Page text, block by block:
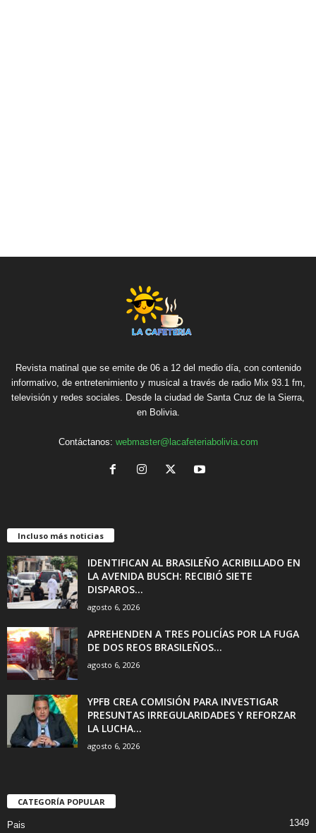
Revista matinal que se emite de 06 a 12 del medio día, con contenido
informativo, de entretenimiento y musical a través de radio Mix 93.1 fm,
televisión y redes sociales. Desde la ciudad de Santa Cruz de la Sierra,
en Bolivia.
Contáctanos: webmaster@lacafeteriabolivia.com
Incluso más noticias
IDENTIFICAN AL BRASILEÑO ACRIBILLADO EN
LA AVENIDA BUSCH: RECIBIÓ SIETE
DISPAROS...
agosto 6, 2026
APREHENDEN A TRES POLICÍAS POR LA FUGA
DE DOS REOS BRASILEÑOS...
agosto 6, 2026
YPFB CREA COMISIÓN PARA INVESTIGAR
PRESUNTAS IRREGULARIDADES Y REFORZAR
LA LUCHA...
agosto 6, 2026
CATEGORÍA POPULAR
Pais 1349